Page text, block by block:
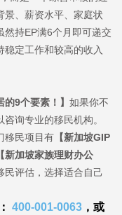
景、薪资水平、家庭状
然持EP满6个月即可递交
定工作和较高的收入
的9个要素！】 如果你不
询专业的移民机构。
移民项目有 【新加坡GIP
新加坡家族理财办公
民评估，选择适合自己
400-001-0063 ，或